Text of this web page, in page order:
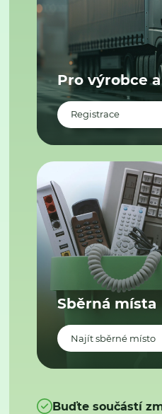
Pro výrobce
Registrace
Sběrná místa
Najít sběrné místo
Buďte součástí